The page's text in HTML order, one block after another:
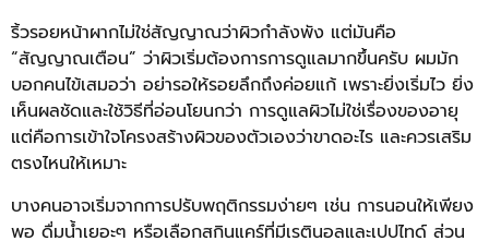
ริ้วรอยหน้าผากไม่ใช่สัญญาณว่าผิวกำลังพัง แต่มันคือ
“สัญญาณเตือน” ว่าผิวเริ่มต้องการการดูแลมากขึ้นครับ ผมมัก
บอกคนไข้เสมอว่า อย่ารอให้รอยลึกถึงค่อยแก้ เพราะยิ่งเริ่มไว ยิ่ง
เห็นผลชัดและใช้วิธีที่อ่อนโยนกว่า การดูแลผิวไม่ใช่เรื่องของอายุ
แต่คือการเข้าใจโครงสร้างผิวของตัวเองว่าขาดอะไร และควรเสริม
ตรงไหนให้เหมาะ
บางคนอาจเริ่มจากการปรับพฤติกรรมง่ายๆ เช่น การนอนให้เพียง
พอ ดื่มน้ำเยอะๆ หรือเลือกสกินแคร์ที่มีเรตินอลและเปปไทด์ ส่วน